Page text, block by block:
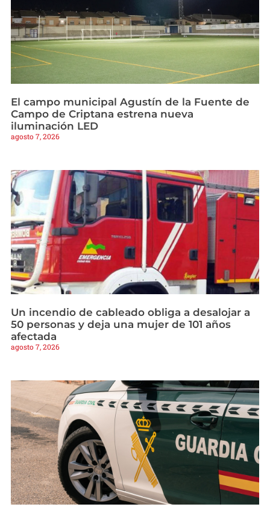
El campo municipal Agustín de la Fuente de
Campo de Criptana estrena nueva
iluminación LED
agosto 7, 2026
Un incendio de cableado obliga a desalojar a
50 personas y deja una mujer de 101 años
afectada
agosto 7, 2026